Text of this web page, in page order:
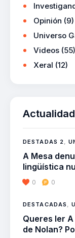
Opinión (9)
Universo
Videos (55)
Xeral (12)
DESTADAS 2,
A Mesa
lingüística
0 0
DESTACADAS ,
Queres ler
de Nolan?